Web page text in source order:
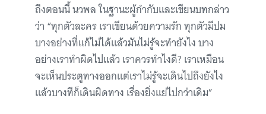
ถึงตอนนี้ นวพล ในฐานะผู้กำกับและเขียนบทกล่าว
ว่า “ทุกตัวละคร เราเขียนด้วยความรัก ทุกตัวมีปม
บางอย่างที่แก้ไม่ได้แล้วมันไม่รู้จะทำยังไง บาง
อย่างเราทำผิดไปแล้ว เราควรทำไงดี? เราเหมือน
จะเห็นประตูทางออกแต่เราไม่รู้จะเดินไปถึงยังไง
แล้วบางทีก็เดินผิดทาง เรื่องยิ่งแย่ไปกว่าเดิม”